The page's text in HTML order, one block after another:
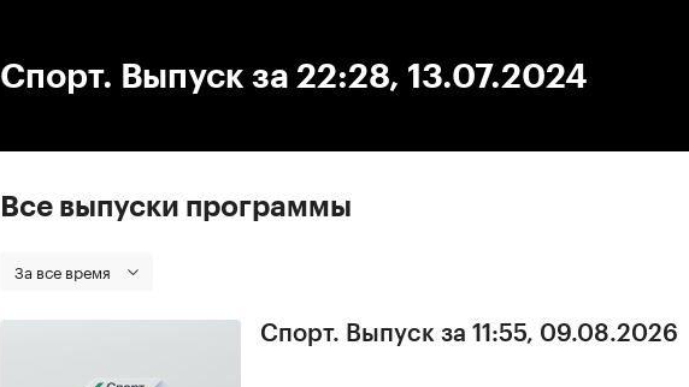
Спорт. Выпуск за 22:28, 13.07.2024
Все выпуски программы
За все время
Спорт. Выпуск за 11:55, 09.08.2026